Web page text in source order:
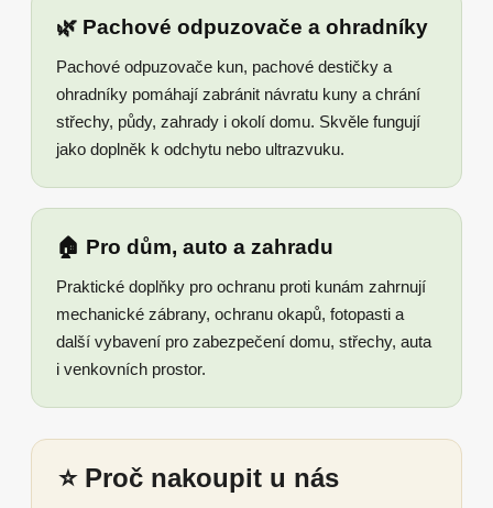
🌿 Pachové odpuzovače a ohradníky
Pachové odpuzovače kun, pachové destičky a
ohradníky pomáhají zabránit návratu kuny a chrání
střechy, půdy, zahrady i okolí domu. Skvěle fungují
jako doplněk k odchytu nebo ultrazvuku.
🏠 Pro dům, auto a zahradu
Praktické doplňky pro ochranu proti kunám zahrnují
mechanické zábrany, ochranu okapů, fotopasti a
další vybavení pro zabezpečení domu, střechy, auta
i venkovních prostor.
⭐ Proč nakoupit u nás